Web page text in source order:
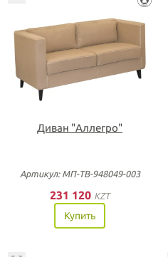
Диван "Аллегро"
Артикул: МП-ТВ-948049-003
231 120 KZT
Купить